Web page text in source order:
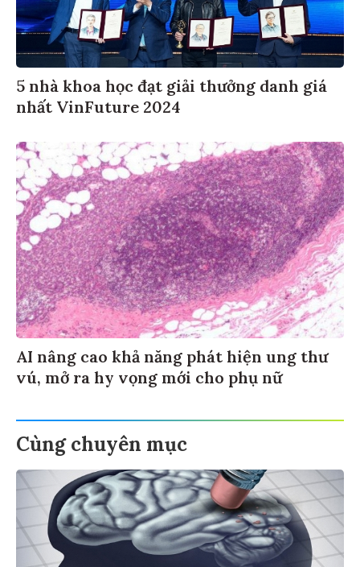
5 nhà khoa học đạt giải thưởng danh giá
nhất VinFuture 2024
AI nâng cao khả năng phát hiện ung thư
vú, mở ra hy vọng mới cho phụ nữ
Cùng chuyên mục